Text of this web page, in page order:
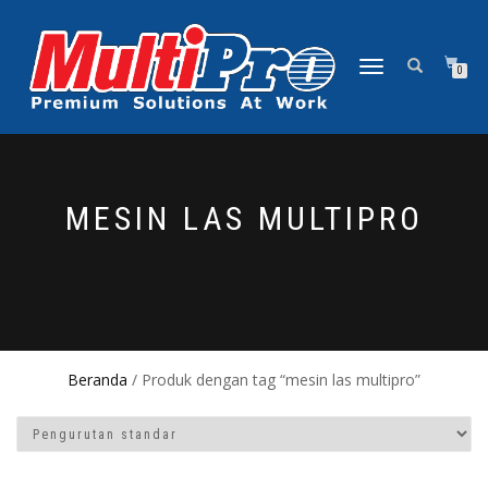
NAVIGASI
0
MESIN LAS MULTIPRO
Beranda / Produk dengan tag “mesin las multipro”